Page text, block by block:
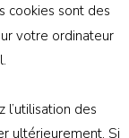
. Tous droits
cookies sont des
votre ordinateur
l’utilisation des
ultérieurement. Si